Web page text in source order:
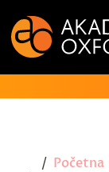
Početna